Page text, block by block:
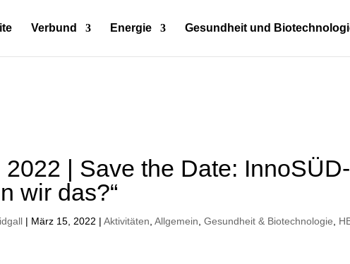
Verbund Energie Gesundheit und
2022 | Save the Date:
wir das?“
| März 15, 2022 |Aktivitäten ,Allgemein ,Gesundheit & Biotechnologie